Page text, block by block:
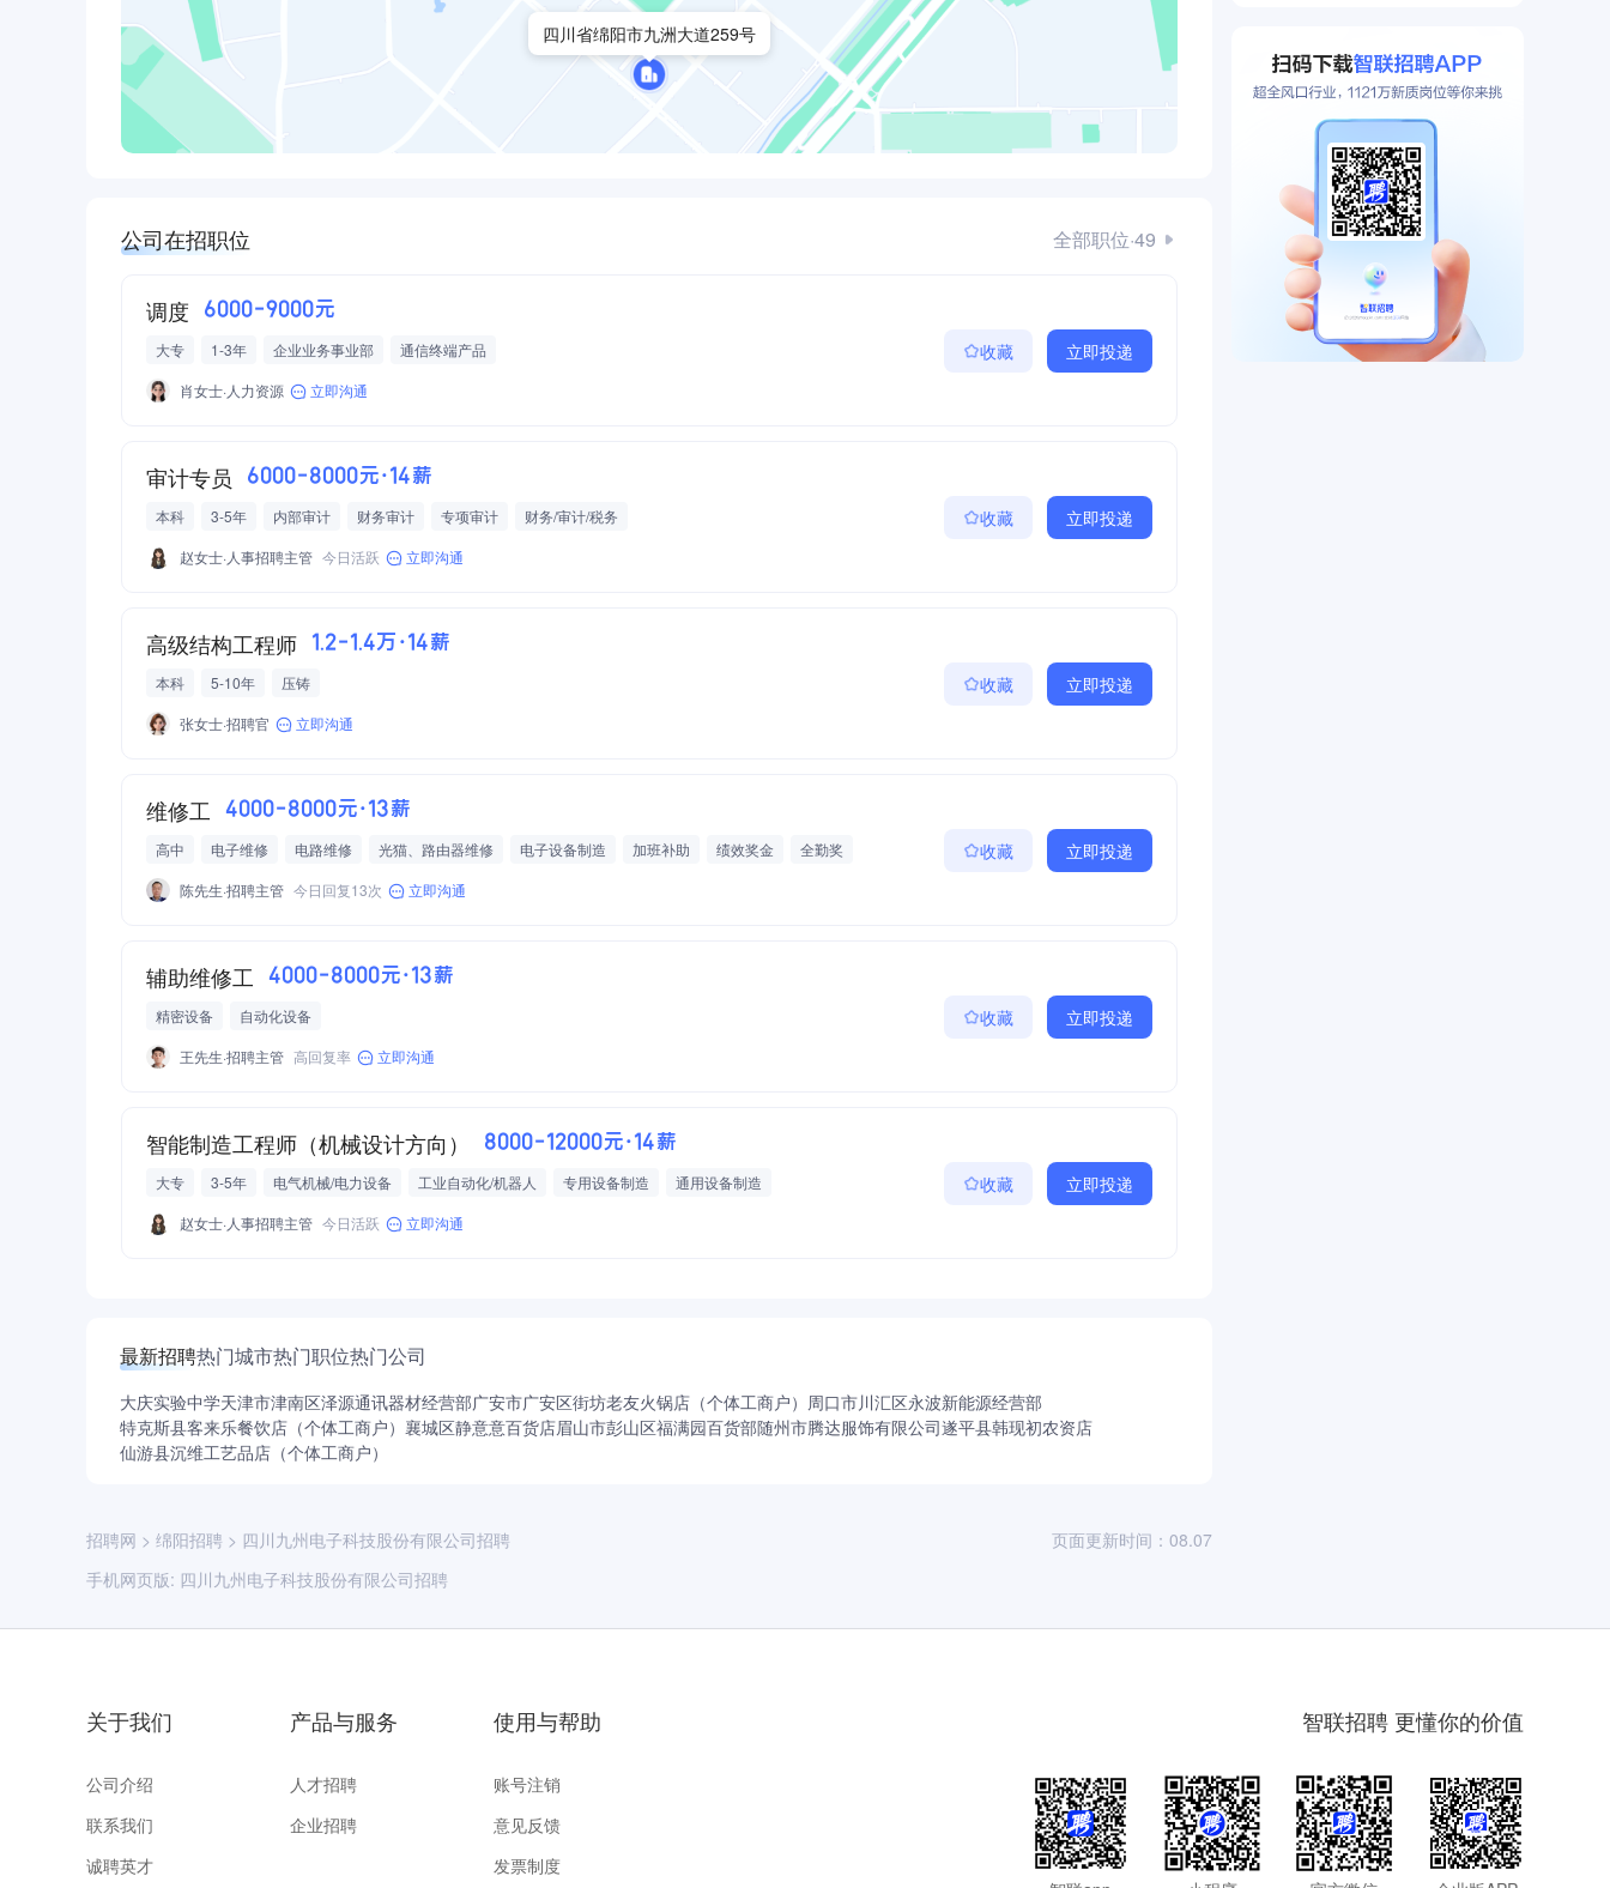
四川省绵阳市九洲大道259号
公司在招职位 全部职位·49
调度 6000-9000元
大专 1-3年 企业业务事业部
通信终端产品
肖女士·人力资源
立即沟通
收藏 立即投递
审计专员 6000-8000元·14薪
本科 3-5年 内部审计 财务审计 专项审计
财务/审计/税务
赵女士·人事招聘主管 今日活跃 立即沟通
收藏 立即投递
高级结构工程师 1.2-1.4万·14薪
本科 5-10年
压铸
张女士·招聘官
立即沟通
收藏 立即投递
维修工 4000-8000元·13薪
高中 电子维修 电路维修 光猫、路由器维修 电子设备制造 加班补助 绩效奖金
全勤奖
包住
陈先生·招聘主管 今日回复13次 立即沟通
收藏 立即投递
辅助维修工 4000-8000元·13薪
精密设备
自动化设备
王先生·招聘主管 高回复率 立即沟通
收藏 立即投递
智能制造工程师（机械设计方向） 8000-12000元·14薪
大专 3-5年 电气机械/电力设备 工业自动化/机器人 专用设备制造
通用设备制造
赵女士·人事招聘主管 今日活跃 立即沟通
收藏 立即投递
最新招聘热门城市热门职位热门公司
大庆实验中学天津市津南区泽源通讯器材经营部广安市广安区街坊老友火锅店（个体工商户） 周口市川汇区永波新能源经营部
特克斯县客来乐餐饮店（个体工商户） 襄城区静意意百货店眉山市彭山区福满园百货部随州市腾达服饰有限公司遂平县韩现初农资店
仙游县沉维工艺品店（个体工商户）
招聘网 > 绵阳招聘 > 四川九州电子科技股份有限公司招聘
手机网页版: 四川九州电子科技股份有限公司招聘
页面更新时间：08.07
关于我们
公司介绍
联系我们
诚聘英才
产品与服务
人才招聘
企业招聘
使用与帮助
账号注销
意见反馈
发票制度
智联招聘 更懂你的价值